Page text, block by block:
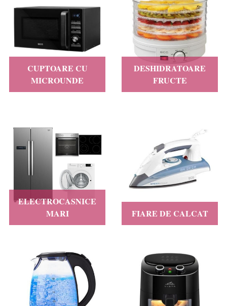
CUPTOARE CU
MICROUNDE
DESHIDRATOARE
FRUCTE
ELECTROCASNICE
MARI
FIARE DE CALCAT